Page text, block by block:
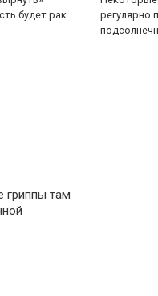
будет рак
регулярно
гриппы там